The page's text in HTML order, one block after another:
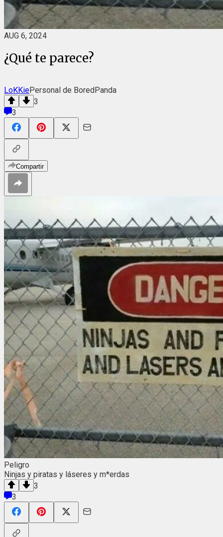
AUG 6, 2024
¿Qué te parece?
LoKKiePersonal de BoredPanda
3
3
Compartir
Peligro
Ninjas y piratas y láseres y m*erdas
3
3